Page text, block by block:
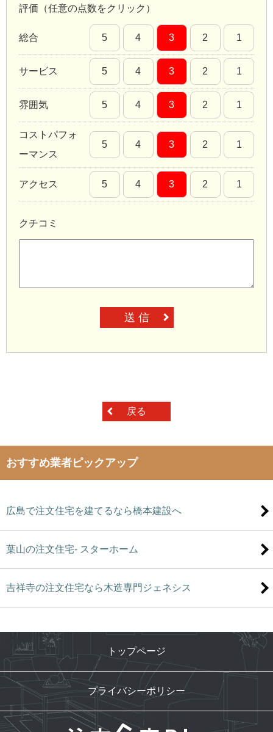
評価（任意の点数をクリック）
総合 5 4 3 2 1
サービス 5 4 3 2 1
雰囲気 5 4 3 2 1
コストパフォ
ーマンス
5 4 3 2 1
アクセス 5 4 3 2 1
クチコミ
送 信
戻る
おすすめ業者ピックアップ
広島で注文住宅を建てるなら橋本建設へ
葉山の注文住宅- スターホーム
吉祥寺の注文住宅なら木造専門ジェネシス
トップページ
プライバシーポリシー